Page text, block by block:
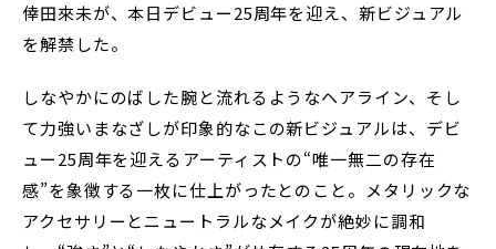
倖田來未が、本日デビュー25周年を迎え、新ビジュアル
を解禁した。
しなやかにのばした腕と流れるようなヘアライン、そし
て力強いまなざしが印象的なこの新ビジュアルは、デビ
ュー25周年を迎えるアーティストの“唯一無二の存在
感”を象徴する一枚に仕上がったとのこと。メタリックな
アクセサリーとニュートラルなメイクが絶妙に調和